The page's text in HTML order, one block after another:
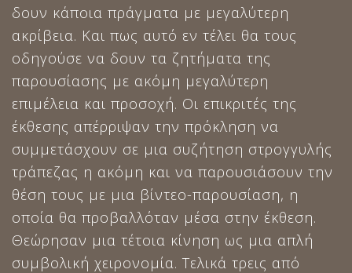
δουν κάποια πράγματα με μεγαλύτερη
ακρίβεια. Και πως αυτό εν τέλει θα τους
οδηγούσε να δουν τα ζητήματα της
παρουσίασης με ακόμη μεγαλύτερη
επιμέλεια και προσοχή. Οι επικριτές της
έκθεσης απέρριψαν την πρόκληση να
συμμετάσχουν σε μια συζήτηση στρογγυλής
τράπεζας η ακόμη και να παρουσιάσουν την
θέση τους με μια βίντεο-παρουσίαση, η
οποία θα προβαλλόταν μέσα στην έκθεση.
Θεώρησαν μια τέτοια κίνηση ως μια απλή
συμβολική χειρονομία. Τελικά τρεις από